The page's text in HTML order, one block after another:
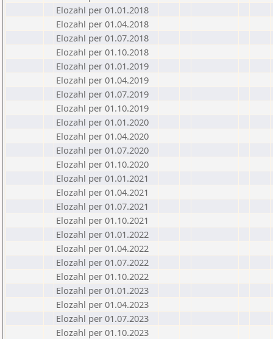
Elozahl per 01.01.2018
Elozahl per 01.04.2018
Elozahl per 01.07.2018
Elozahl per 01.10.2018
Elozahl per 01.01.2019
Elozahl per 01.04.2019
Elozahl per 01.07.2019
Elozahl per 01.10.2019
Elozahl per 01.01.2020
Elozahl per 01.04.2020
Elozahl per 01.07.2020
Elozahl per 01.10.2020
Elozahl per 01.01.2021
Elozahl per 01.04.2021
Elozahl per 01.07.2021
Elozahl per 01.10.2021
Elozahl per 01.01.2022
Elozahl per 01.04.2022
Elozahl per 01.07.2022
Elozahl per 01.10.2022
Elozahl per 01.01.2023
Elozahl per 01.04.2023
Elozahl per 01.07.2023
Elozahl per 01.10.2023